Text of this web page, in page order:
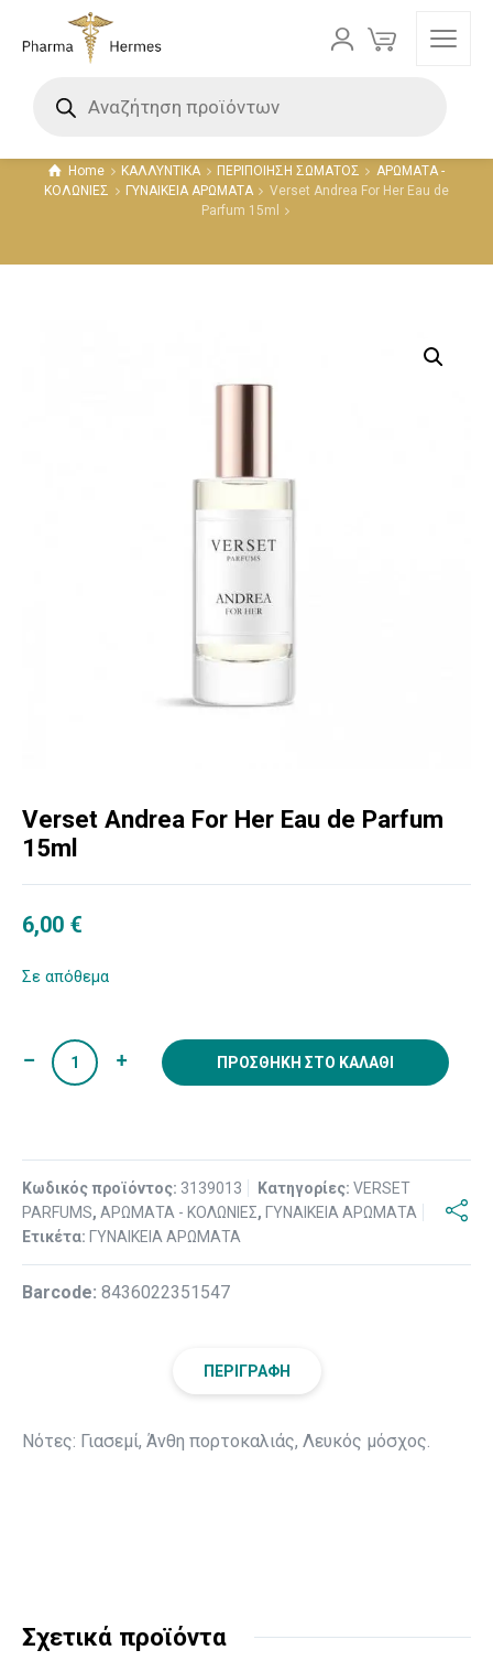
Home ΚΑΛΛΥΝΤΙΚΑ ΠΕΡΙΠΟΙΗΣΗ ΣΩΜΑΤΟΣ
ΑΡΩΜΑΤΑ -
ΚΟΛΩΝΙΕΣ
ΓΥΝΑΙΚΕΙΑ ΑΡΩΜΑΤΑ
Verset Andrea For Her Eau de
Parfum 15ml
Verset Andrea For Her Eau de Parfum
15ml
6,00 €
Σε απόθεμα
ΠΡΟΣΘΉΚΗ ΣΤΟ ΚΑΛΆΘΙ
Κωδικός προϊόντος: 3139013 Κατηγορίες: VERSET
PARFUMS, ΑΡΩΜΑΤΑ - ΚΟΛΩΝΙΕΣ, ΓΥΝΑΙΚΕΙΑ ΑΡΩΜΑΤΑ
Ετικέτα: ΓΥΝΑΙΚΕΙΑ ΑΡΩΜΑΤΑ
Βarcode: 8436022351547
ΠΕΡΙΓΡΑΦΉ
Νότες: Γιασεμί, Άνθη πορτοκαλιάς, Λευκός μόσχος.
Σχετικά προϊόντα